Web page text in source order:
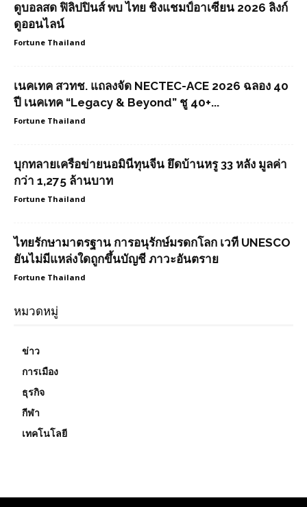
ดูบอลสด ฟิลิปปินส์ พบ ไทย ชิงแชมป์อาเซียน 2026 ลิงก์
ดูออนไลน์
Fortune Thailand
เนคเทค สวทช. แถลงจัด NECTEC-ACE 2026 ฉลอง 40
ปี เนคเทค “Legacy & Beyond” ชู 40+...
Fortune Thailand
บุกทลายเครือข่ายนอมินีทุนจีน ยึดบ้านหรู 33 หลัง มูลค่า
กว่า 1,275 ล้านบาท
Fortune Thailand
ไทยรักษามาตรฐาน การอนุรักษ์มรดกโลก เวที UNESCO
ยันไม่มีแหล่งใดถูกขึ้นบัญชี ภาวะอันตราย
Fortune Thailand
หมวดหมู่
ข่าว
การเมือง
ธุรกิจ
กีฬา
เทคโนโลยี